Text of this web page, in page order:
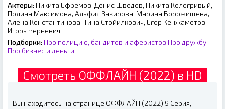
Актеры: Никита Ефремов, Денис Шведов, Никита Кологривый,
Полина Максимова, Альфия Закирова, Марина Ворожищева,
Алёна Константинова, Тина Стойилкович, Егор Кенжаметов,
Игорь Черневич
Подборки: Про полицию, бандитов и аферистов Про дружбу
Про бизнес и деньги
Смотреть ОФФЛАЙН (2022) в HD
Вы находитесь на странице ОФФЛАЙН (2022) 9 Серия,